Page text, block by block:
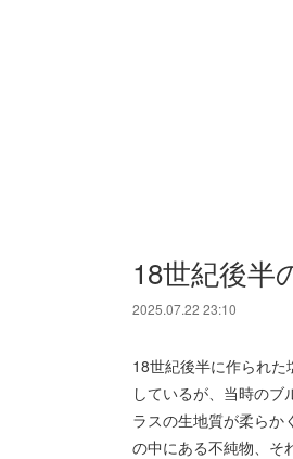
18世紀後半
2025.07.22 23:10
18世紀後半に作られ
しているが、当時の
ラスの生地質が柔らか
の中にある不純物、そ